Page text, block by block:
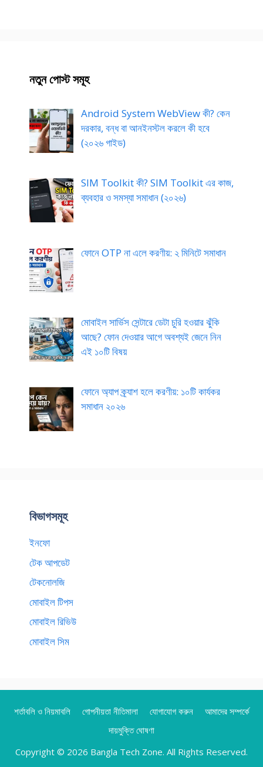
নতুন পোস্ট সমূহ
Android System WebView কী? কেন
দরকার, বন্ধ বা আনইনস্টল করলে কী হবে
(২০২৬ গাইড)
SIM Toolkit কী? SIM Toolkit এর কাজ,
ব্যবহার ও সমস্যা সমাধান (২০২৬)
ফোনে OTP না এলে করণীয়: ২ মিনিটে সমাধান
মোবাইল সার্ভিস সেন্টারে ডেটা চুরি হওয়ার ঝুঁকি
আছে? ফোন দেওয়ার আগে অবশ্যই জেনে নিন
এই ১০টি বিষয়
ফোনে অ্যাপ ক্র্যাশ হলে করণীয়: ১০টি কার্যকর
সমাধান ২০২৬
বিভাগসমূহ
ইনফো
টেক আপডেট
টেকনোলজি
মোবাইল টিপস
মোবাইল রিভিউ
মোবাইল সিম
শর্তাবলি ও নিয়মাবলি গোপনীয়তা নীতিমালা যোগাযোগ করুন
আমাদের সম্পর্কে
দায়মুক্তি ঘোষণা
Copyright © 2026 Bangla Tech Zone. All Rights Reserved.